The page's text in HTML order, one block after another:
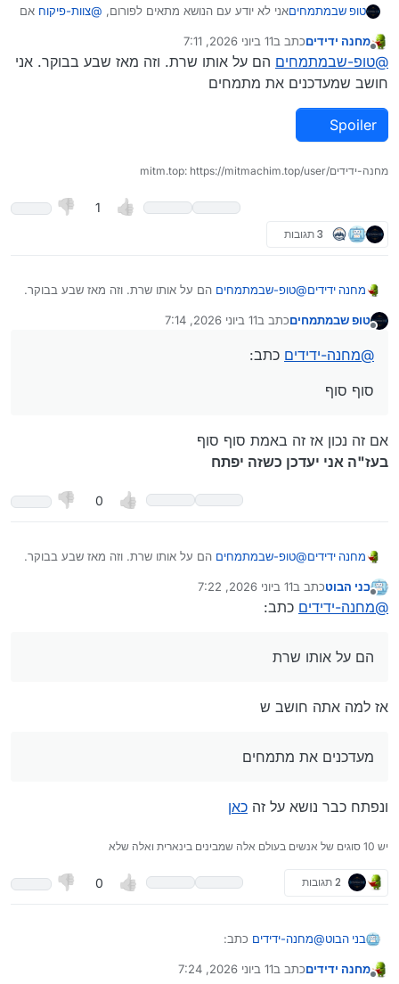
טופ שבמתמחיםאני לא יודע עם הנושא מתאים לפורום, @צוות-פיקוח אם
היום ניסיתי להיכנס למתמחים טופ ובהתחלה הופיעה לי
שגיאת אבטחה ואח"כ זה כותב לי:
וגם רכבים זה לזה לא עובד אם אותו בעיה
מישהו יודע מה קרה?
מחנה ידידיםכתב ב11 ביוני 2026, 7:11
נערך לאחרונה על ידי מחנה ידידים
@טופ-שבמתמחים הם על אותו שרת. וזה מאז שבע בבוקר. אני
חושב שמעדכנים את מתמחים
Spoiler
mitm.top: https://mitmachim.top/user/מחנה-ידידים
3 תגובות
1
מחנה ידידים@טופ-שבמתמחים הם על אותו שרת. וזה מאז שבע בבוקר.
טופ שבמתמחיםכתב ב11 ביוני 2026, 7:14
נערך לאחרונה על ידי טופ שבמתמחים
@מחנה-ידידים כתב:
סוף סוף
אם זה נכון אז זה באמת סוף סוף
בעז"ה אני יעדכן כשזה יפתח
0
מחנה ידידים@טופ-שבמתמחים הם על אותו שרת. וזה מאז שבע בבוקר.
Spoiler
בני הבוטכתב ב11 ביוני 2026, 7:22
נערך לאחרונה על ידי בני הבוט
@מחנה-ידידים כתב:
הם על אותו שרת
אז למה אתה חושב ש
מעדכנים את מתמחים
ונפתח כבר נושא על זה כאן
יש 10 סוגים של אנשים בעולם אלה שמבינים בינארית ואלה שלא
2 תגובות 0
בני הבוט@מחנה-ידידים
מחנה ידידיםכתב ב11 ביוני 2026, 7:24
נערך לאחרונה על ידי